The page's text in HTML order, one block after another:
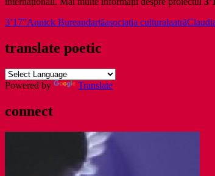
3’17”Annick Bureaudartăasociatia culturalaatră
translate poetic
Powered by Translate
connect